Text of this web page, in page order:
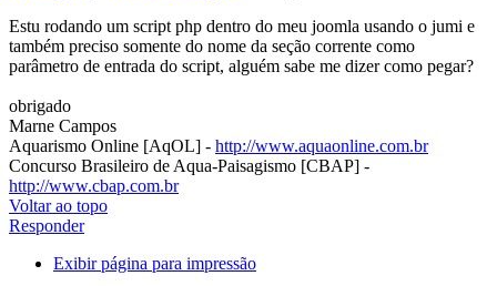
Estu rodando um script php dentro do meu joomla usando o jumi e
também preciso somente do nome da seção corrente como
parâmetro de entrada do script, alguém sabe me dizer como pegar?
obrigado
Marne Campos
Aquarismo Online [AqOL] - http://www.aquaonline.com.br
Concurso Brasileiro de Aqua-Paisagismo [CBAP] -
http://www.cbap.com.br
Voltar ao topo
Responder
Exibir página para impressão